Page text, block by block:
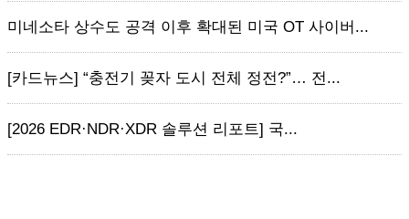
미네소타 상수도 공격 이후 확대된 미국 OT 사이버...
[카드뉴스] “충전기 꽂자 도시 전체 정전?”… 전...
[2026 EDR·NDR·XDR 솔루션 리포트] 국...